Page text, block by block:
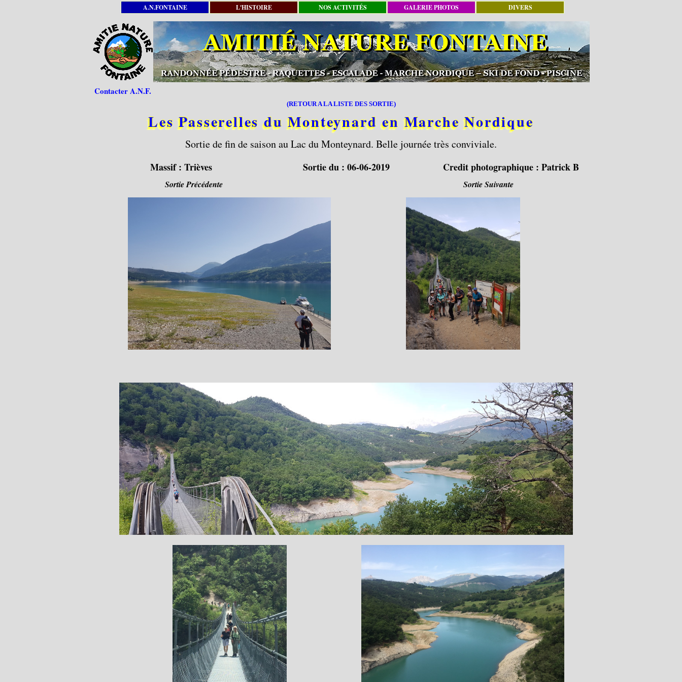
A.N.FONTAINE L'HISTOIRE NOS ACTIVITÉS GALERIE PHOTOS DIVERS
Contacter A.N.F.
(RETOUR A LA LISTE DES SORTIE)
Les Passerelles du Monteynard en Marche Nordique
Sortie de fin de saison au Lac du Monteynard. Belle journée très conviviale.
Massif : Trièves Sortie du : 06-06-2019 Credit photographique : Patrick B
Sortie Précédente Sortie Suivante